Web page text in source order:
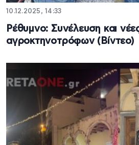
10.12.2025, 14:33
Ρέθυμνο: Συνέλευση και
αγροκτηνοτρόφων (Βίντεο)